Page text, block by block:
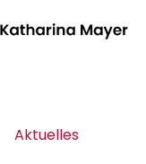
Inhalt
springen
Aktuelles